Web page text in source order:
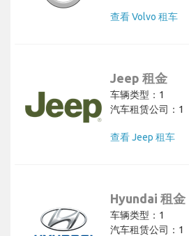
查看 Volvo 租车
Jeep 租金
车辆类型：1
汽车租赁公司：1
查看 Jeep 租车
Hyundai 租金
车辆类型：1
汽车租赁公司：1